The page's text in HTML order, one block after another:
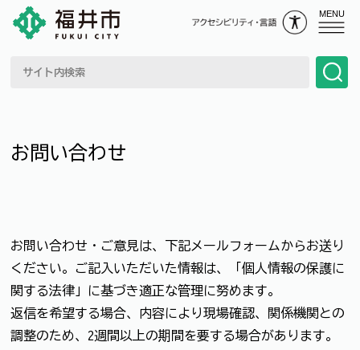
MENU
お問い合わせ
お問い合わせ・ご意見は、下記メールフォームからお送り
ください。ご記入いただいた情報は、「個人情報の保護に
関する法律」に基づき適正な管理に努めます。
返信を希望する場合、内容により現場確認、関係機関との
調整のため、2週間以上の期間を要する場合があります。